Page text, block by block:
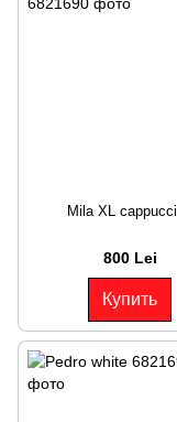
Mila XL
800 Lei
Купить